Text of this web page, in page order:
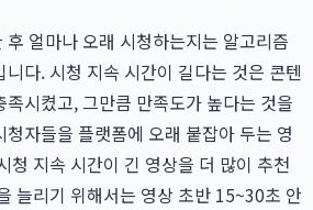
얼마나 오래 시청하는지는 알고리즘
다. 시청 지속 시간이 길다는 것은 콘텐
시켰고, 그만큼 만족도가 높다는 것을
자들을 플랫폼에 오래 붙잡아 두는 영
청 지속 시간이 긴 영상을 더 많이 추천
늘리기 위해서는 영상 초반 15~30초 안